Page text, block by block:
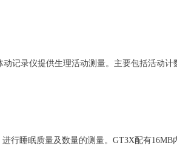
动记录仪提供生理活动测量。主要包括活动
行睡眠质量及数量的测量。GT3X配有